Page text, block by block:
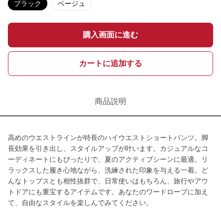
ブラック ベージュ
購入画面に進む
カートに追加する
商品説明
高めのウエストラインが特長のハイウエストショートパンツ。脚
長効果を引き出し、スタイルアップが叶います。カジュアルなコ
ーディネートにもぴったりで、夏のアクティブシーンに最適。リ
ラックスした履き心地ながら、洗練された印象を与える一着。ど
んなトップスとも相性抜群で、日常使いはもちろん、旅行やアウ
トドアにも重宝するアイテムです。あなたのワードローブに加え
て、自由なスタイルを楽しんでみてください。